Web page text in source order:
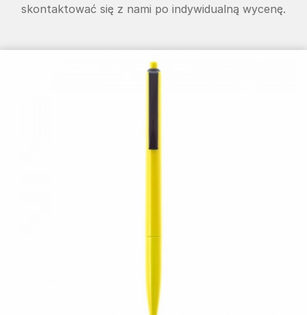
skontaktować się z nami po indywidualną wycenę.